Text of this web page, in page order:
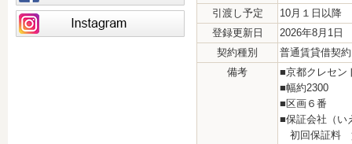
引渡し予定
10月１日以降
登録更新日
2026年8月1日
契約種別
普通賃貸借契約
備考
■京都クレセ
■幅約2300
■区画６番
■保証会社（い
初回保証料